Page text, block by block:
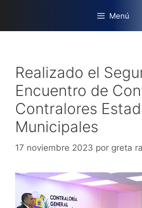
Menú
Realizado el
Encuentro de
Contralores
Municipales
17 noviembre 2023 por greta